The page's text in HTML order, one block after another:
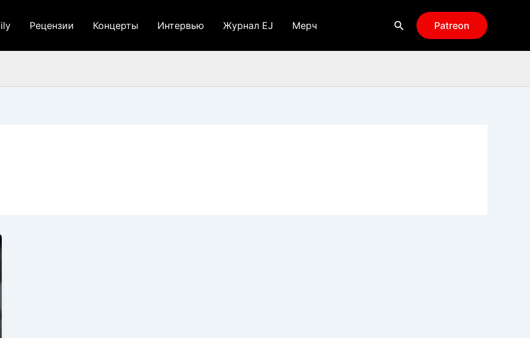
Рецензии Концерты Интервью Журнал EJ Мерч Поиск Patreon